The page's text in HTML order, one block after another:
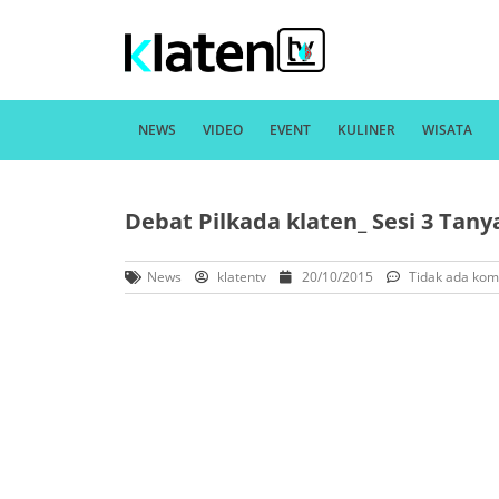
NEWS VIDEO EVENT KULINER WISATA
Debat Pilkada klaten_ Sesi 3
News klatentv 20/10/2015 Tidak ada